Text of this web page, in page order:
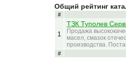
Общий рейтинг
#
1
ТЗК Туполев
Продажа
масел, смазок
производства.
#